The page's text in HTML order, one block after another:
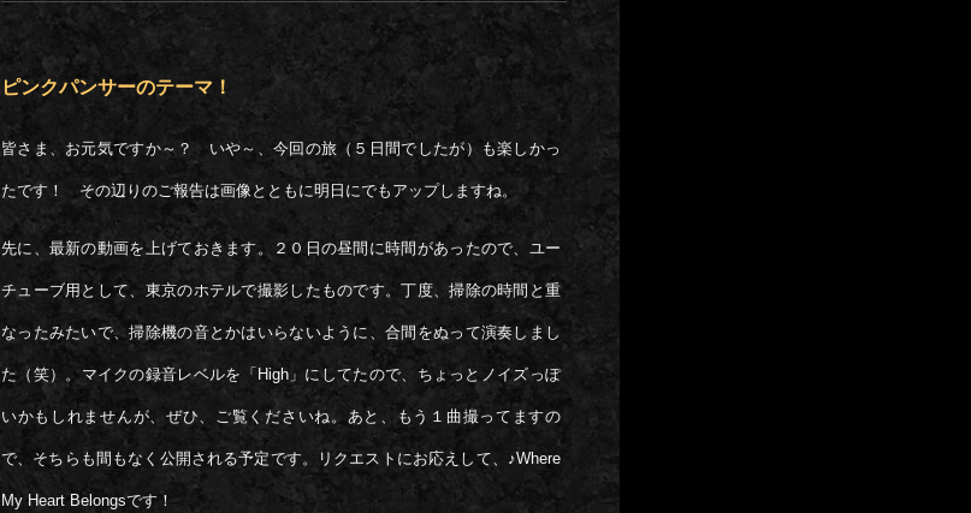
ピンクパンサーのテーマ！
皆さま、お元気ですか～？ いや～、今回の旅（５日間でしたが）も楽しかっ
たです！ その辺りのご報告は画像とともに明日にでもアップしますね。
先に、最新の動画を上げておきます。２０日の昼間に時間があったので、ユー
チューブ用として、東京のホテルで撮影したものです。丁度、掃除の時間と重
なったみたいで、掃除機の音とかはいらないように、合間をぬって演奏しまし
た（笑）。マイクの録音レベルを「High」にしてたので、ちょっとノイズっぽ
いかもしれませんが、ぜひ、ご覧くださいね。あと、もう１曲撮ってますの
で、そちらも間もなく公開される予定です。リクエストにお応えして、♪Where
My Heart Belongsです！